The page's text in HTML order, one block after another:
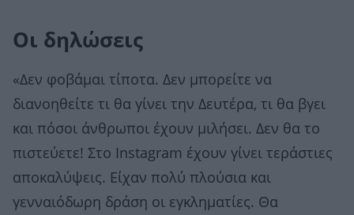
Οι δηλώσεις
«Δεν φοβάμαι τίποτα. Δεν μπορείτε να
διανοηθείτε τι θα γίνει την Δευτέρα, τι θα βγει
και πόσοι άνθρωποι έχουν μιλήσει. Δεν θα το
πιστεύετε! Στο Instagram έχουν γίνει τεράστιες
αποκαλύψεις. Είχαν πολύ πλούσια και
γενναιόδωρη δράση οι εγκληματίες. Θα